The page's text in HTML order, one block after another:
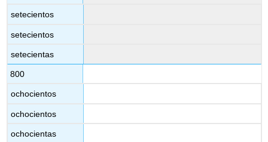
setecientos
setecientos
setecientas
800
ochocientos
ochocientos
ochocientas